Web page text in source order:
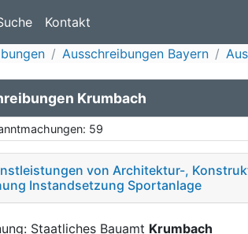
Kontakt
Ausschreibungen Bayern
Krumbach
59
von Architektur-,
Instandsetzung Sportanlage
Staatliches Bauamt Krumbach